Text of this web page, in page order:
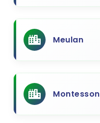
Meulan
Montesson